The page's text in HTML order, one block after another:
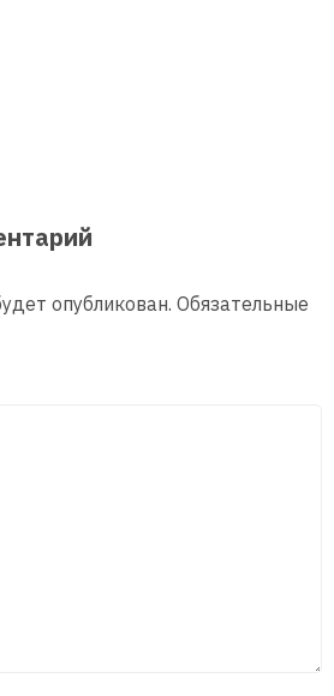
опубликован. Обязательные